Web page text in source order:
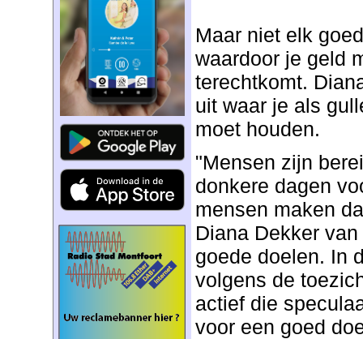
Maar niet elk
waardoor je geld
terechtkomt.
uit waar je als
moet houden.
"Mensen zijn
donkere dagen
mensen maken
Diana Dekker
goede doelen. In
volgens de
actief die
voor een goed